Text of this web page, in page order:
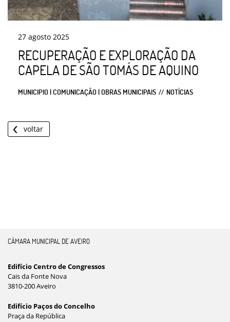
27 agosto 2025
RECUPERAÇÃO E EXPLORAÇÃO DA
CAPELA DE SÃO TOMÁS DE AQUINO
MUNICIPIO | COMUNICAÇÃO | OBRAS MUNICIPAIS NOTÍCIAS
voltar
CÂMARA MUNICIPAL DE AVEIRO
Edifício Centro de Congressos
Cais da Fonte Nova
3810-200 Aveiro
Edifício Paços do Concelho
Praça da República